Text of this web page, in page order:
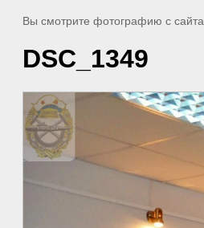
Вы смотрите фотографию с сайта
DSC_1349